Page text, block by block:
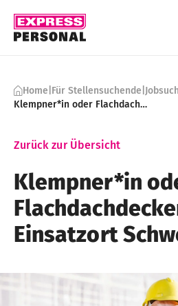
Home|Für Stellensuchende|
Klempner*in oder Flachdachdecker*in 100% – Einsatzort Schweiz
Zurück zur Übersicht
Klempner*in
Einsatzort